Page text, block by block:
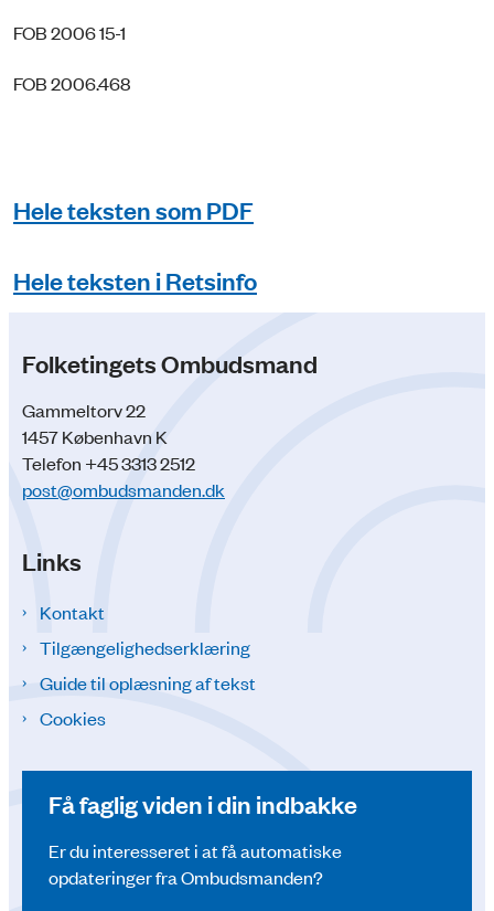
FOB 2006 15-1
FOB 2006.468
Hele teksten som PDF
Hele teksten i Retsinfo
Folketingets Ombudsmand
Gammeltorv 22
1457 København K
Telefon +45 3313 2512
post@ombudsmanden.dk
Links
Kontakt
Tilgængelighedserklæring
Guide til oplæsning af tekst
Cookies
Få faglig viden i din indbakke
Er du interesseret i at få automatiske
opdateringer fra Ombudsmanden?